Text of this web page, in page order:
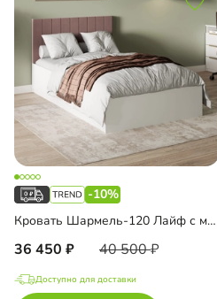
-10%
Кровать Шармель-120 Лайф с мягким изголовьем
36 450 40 500
Доступно для доставки